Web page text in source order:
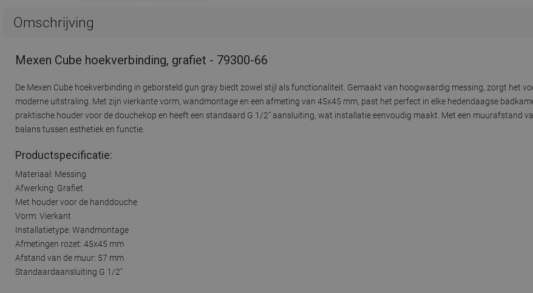
Omschrijving
Mexen Cube hoekverbinding, grafiet - 79300-66
De Mexen Cube hoekverbinding in geborsteld gun gray biedt zowel stijl als functionaliteit. Gemaakt van hoogwaardig messing, zorgt het
moderne uitstraling. Met zijn vierkante vorm, wandmontage en een afmeting van 45x45 mm, past het perfect in elke hedendaagse
praktische houder voor de douchekop en heeft een standaard G 1/2" aansluiting, wat installatie eenvoudig maakt. Met een muurafstand
balans tussen esthetiek en functie.
Productspecificatie:
Materiaal: Messing
Afwerking: Grafiet
Met houder voor de handdouche
Vorm: Vierkant
Installatietype: Wandmontage
Afmetingen rozet: 45x45 mm
Afstand van de muur: 57 mm
Standaardaansluiting G 1/2"